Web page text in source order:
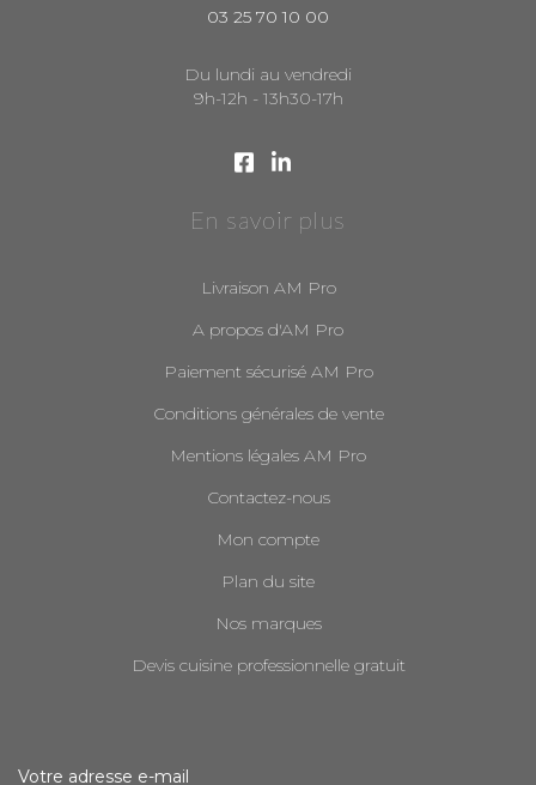
03 25 70 10 00
Du lundi au vendredi
9h-12h - 13h30-17h
En savoir plus
Livraison AM Pro
A propos d'AM Pro
Paiement sécurisé AM Pro
Conditions générales de vente
Mentions légales AM Pro
Contactez-nous
Mon compte
Plan du site
Nos marques
Devis cuisine professionnelle gratuit
Votre adresse e-mail